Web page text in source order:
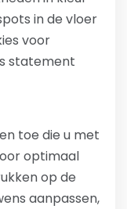
in de vloer
voor
statement
toe die u met
optimaal
op de
aanpassen,